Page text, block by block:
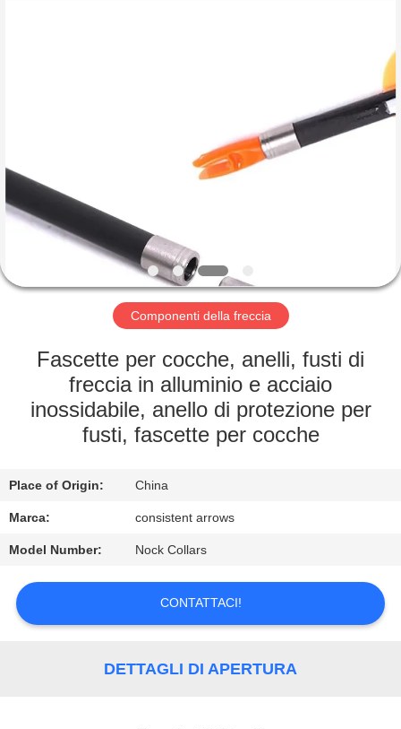
CIRCA
NOI
GIRO
FABBRICA
CONTROLLO
CONTATTICI
RICHIEDA
UNA
Componenti della freccia
Fascette per cocche, anelli, fusti di
freccia in alluminio e acciaio
inossidabile, anello di protezione per
fusti, fascette per cocche
Place of Origin: China
Marca: consistent arrows
Model Number: Nock Collars
CONTATTACI!
DETTAGLI DI APERTURA